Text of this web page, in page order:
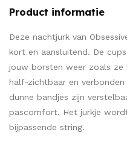
Product informatie
Deze nachtjurk van
kort en aansluitend. De
jouw borsten weer zoals
half-zichtbaar en
dunne bandjes zijn
pascomfort. Het jurkje
bijpassende string.